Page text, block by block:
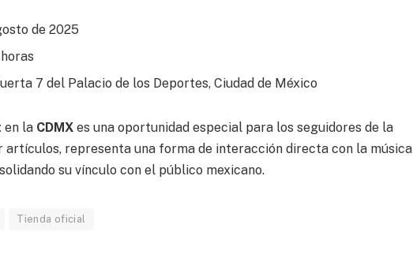
de 2025
7 del Palacio de los Deportes, Ciudad de México
en la CDMXes una oportunidad especial para los seguidores de la
artículos, representa una forma de interacción directa con la música
su vínculo con el público mexicano.
Tienda oficial